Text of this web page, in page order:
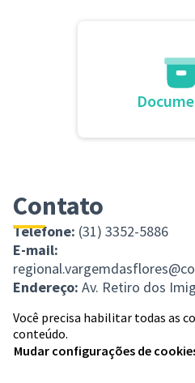
Contato
Telefone: (31) 3352-5886
E-mail:
Endereço: Av. Retiro dos
Você precisa habilitar todas as
conteúdo.
Mudar configurações de